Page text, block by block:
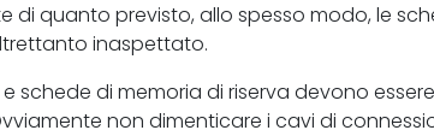
di quanto previsto, allo spesso modo, le
inaspettato.
schede di memoria di riserva devono essere
non dimenticare i cavi di